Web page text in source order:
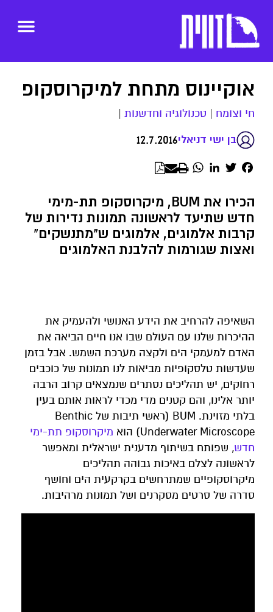
אוקיינוס מתחת למיקרוסקופ
חי וצומח | טכנולוגיה וחדשנות |
בן ישי דניאלי12.7.2016
Facebook
Twitter
LinkedIn
WhatsApp
הכירו את BUM, מיקרוסקופ תת-מימי
חדש שתיעד לראשונה תמונות נדירות של
קרבות אלמוגים, אלמוגים ש"מתנשקים"
ואצות שגורמות להלבנת האלמוגים
השאיפה להרחיב את הידע האנושי ולהעמיק את
ההיכרות שלנו עם העולם שבו אנו חיים הביאה את
האדם למעמקי הים ולקצה מערכת השמש. אבל בזמן
שעדשות טלסקופיות מביאות לנו תמונות של כוכבים
רחוקים, יש תהליכים נסתרים שנמצאים קרוב הרבה
יותר אלינו, והם קטנים מדי מכדי לראות אותם בעין
בלתי מזוינת. BUM (ראשי תיבות של Benthic
Underwater Microscope) הוא
מיקרוסקופ תת-ימי
חדש, שפותח בשיתוף מדענית ישראלית ומאפשר
לראשונה לצלם באיכות גבוהה תהליכים
מיקרוסקופיים שמתרחשים בקרקעית הים וחושף
סדרה של סרטים מסקרנים ושל תמונות מרהיבות.